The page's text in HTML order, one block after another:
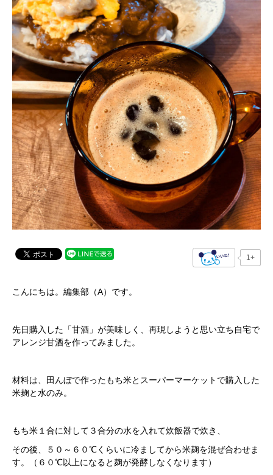
1+
こんにちは。編集部（A）です。
先日購入した「甘酒」が美味しく、再現しようと思い立ち自宅で
アレンジ甘酒を作ってみました。
材料は、田んぼで作ったもち米とスーパーマーケットで購入した
米麹と水のみ。
もち米１合に対して３合分の水を入れて炊飯器で炊き、
その後、５０～６０℃くらいに冷ましてから米麹を混ぜ合わせま
す。（６０℃以上になると麹が発酵しなくなります）